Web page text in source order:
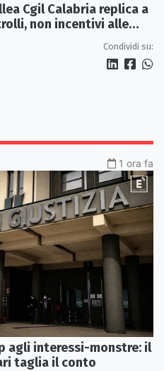
Cgil Calabria replica a
non incentivi alle
Condividi su:
1 ora fa
agli interessi-monstre: il
taglia il conto